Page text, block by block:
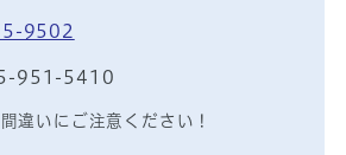
9502
951-5410
違いにご注意ください！